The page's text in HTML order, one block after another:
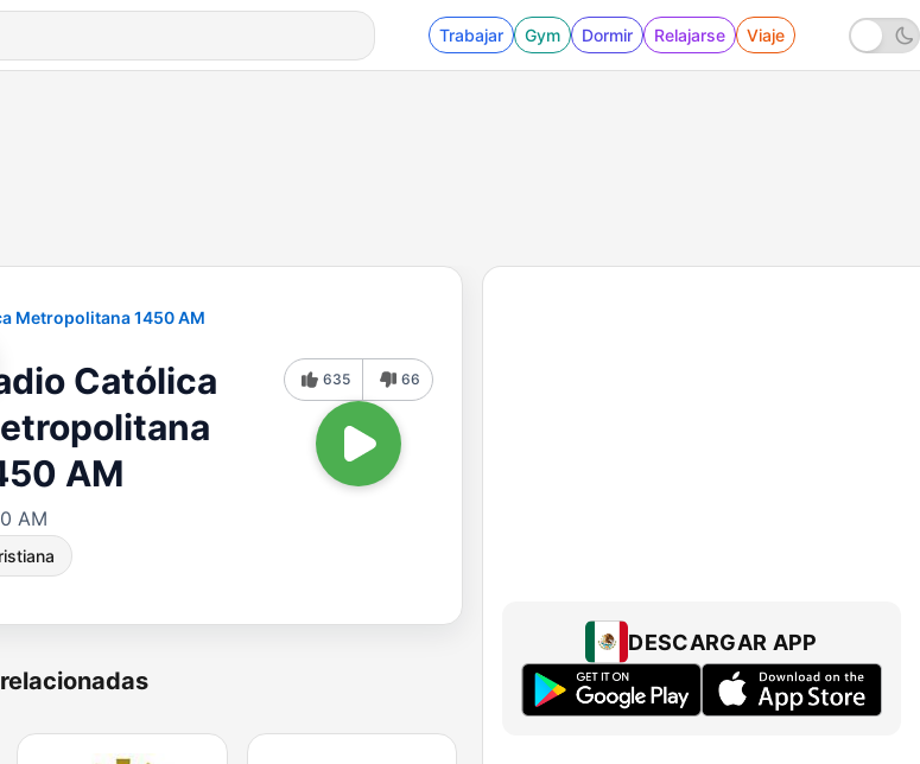
Trabajar Gym Dormir Relajarse Viaje
Metropolitana 1450 AM
Católica
AM
AM
635 66
DESCARGAR APP